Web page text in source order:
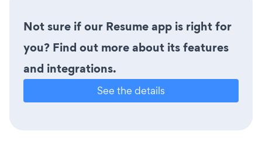
Not sure if our Resume app is right for
you? Find out more about its features
and integrations.
See the details